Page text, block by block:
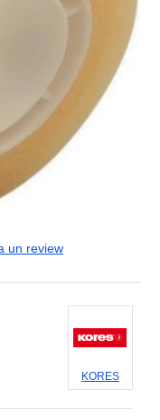
un review
KORES